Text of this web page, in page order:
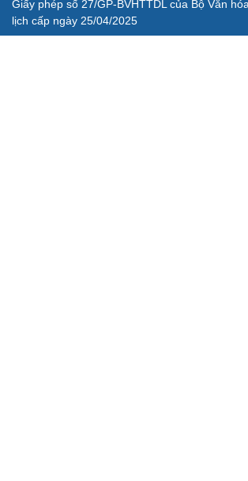
Giấy phép số 27/GP-BVHTTDL của Bộ Văn
lịch cấp ngày 25/04/2025